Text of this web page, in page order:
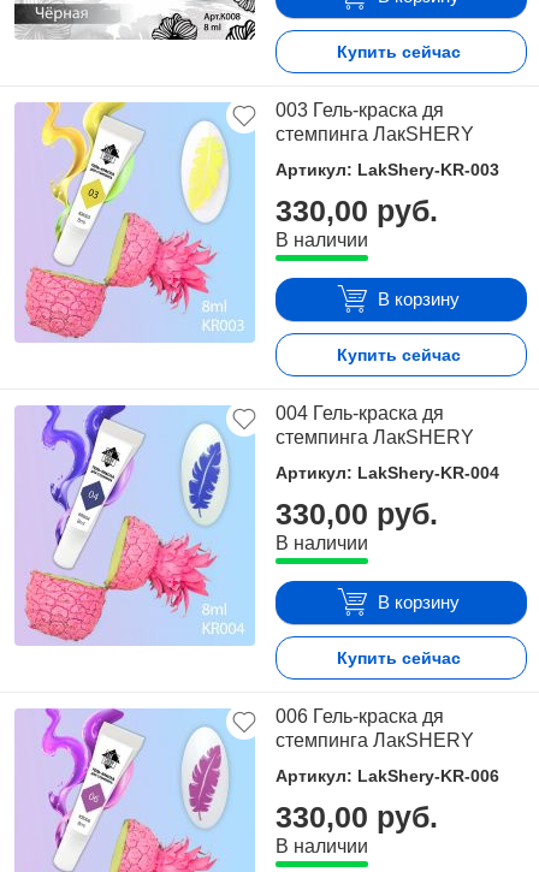
Купить сейчас
003 Гель-краска дя
стемпинга ЛакSHERY
Артикул: LakShery-KR-003
330,00 руб.
В наличии
В корзину
Купить сейчас
004 Гель-краска дя
стемпинга ЛакSHERY
Артикул: LakShery-KR-004
330,00 руб.
В наличии
В корзину
Купить сейчас
006 Гель-краска дя
стемпинга ЛакSHERY
Артикул: LakShery-KR-006
330,00 руб.
В наличии